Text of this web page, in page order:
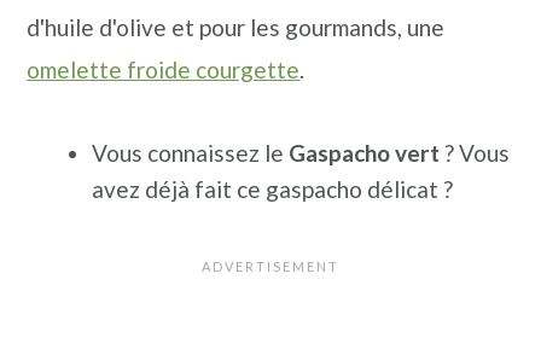
d'huile d'olive et pour les gourmands, une
omelette froide courgette.
Vous connaissez le Gaspacho vert ? Vous
avez déjà fait ce gaspacho délicat ?